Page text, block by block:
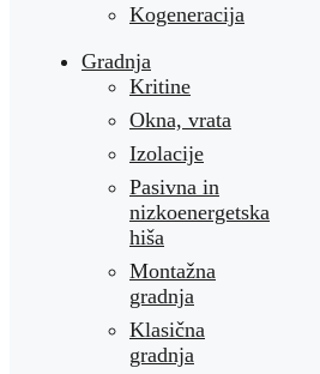
Kogeneracija
Gradnja
Kritine
Okna, vrata
Izolacije
Pasivna in
nizkoenergetska
hiša
Montažna
gradnja
Klasična
gradnja